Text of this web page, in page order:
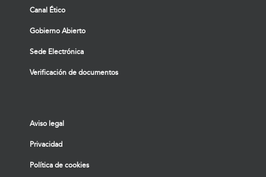
Canal Ético
Gobierno Abierto
Sede Electrónica
Verificación de documentos
Aviso legal
Privacidad
Política de cookies